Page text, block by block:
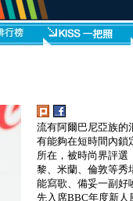
流有阿爾巴尼亞族的
有能夠在短時間內鎖
所在，被時尚界評選
黎、米蘭、倫敦等秀
能寫歌、備妥一副好
先入席BBC年度新